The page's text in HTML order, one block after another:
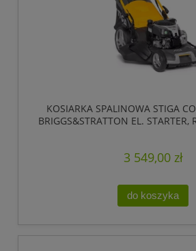
KOSIARKA SPALINOWA STIGA
BRIGGS&STRATTON EL. STARTER,
3 549,00 zł
do koszyka